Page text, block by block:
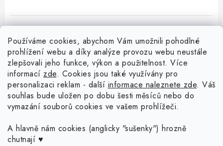
Používáme cookies, abychom Vám umožnili pohodlné
prohlížení webu a díky analýze provozu webu neustále
zlepšovali jeho funkce, výkon a použitelnost. Více
informací zde. Cookies jsou také využívány pro
personalizaci reklam - další informace naleznete zde. Váš
souhlas bude uložen po dobu šesti měsíců nebo do
vymazání souborů cookies ve vašem prohlížeči.
A hlavně nám cookies (anglicky "sušenky") hrozně
chutnají ♥
Menu
Doprava a platba
Blog o háčkování a pletení